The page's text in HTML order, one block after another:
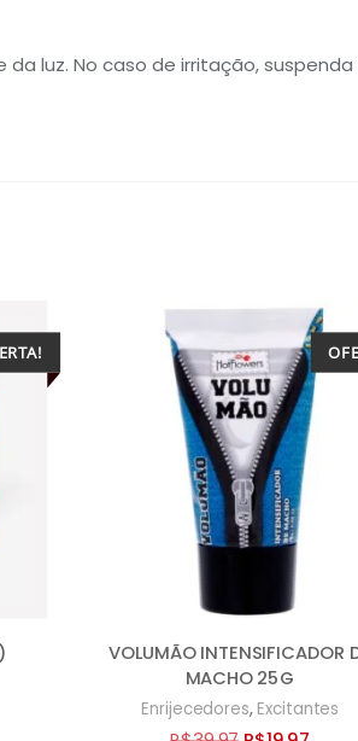
luz. No caso de irritação,
VOLUMÃO INTENSIFICADOR
MACHO 25G
Enrijecedores, Excitantes